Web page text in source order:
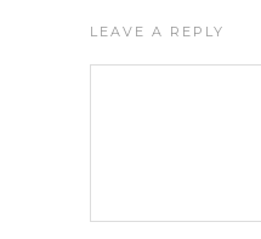
LEAVE A REPLY